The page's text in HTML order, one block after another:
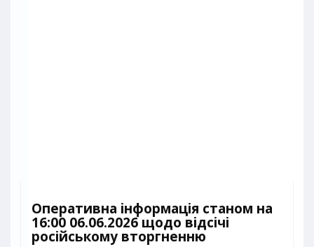
Оперативна інформація станом на
16:00 06.06.2026 щодо відсічі
російському вторгненню